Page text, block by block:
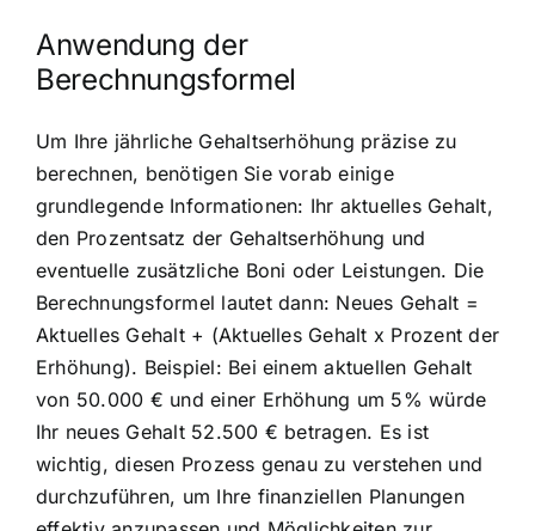
Anwendung der
Berechnungsformel
Um Ihre jährliche Gehaltserhöhung präzise zu
berechnen, benötigen Sie vorab einige
grundlegende Informationen: Ihr aktuelles Gehalt,
den Prozentsatz der Gehaltserhöhung und
eventuelle zusätzliche Boni oder Leistungen. Die
Berechnungsformel lautet dann: Neues Gehalt =
Aktuelles Gehalt + (Aktuelles Gehalt x Prozent der
Erhöhung). Beispiel: Bei einem aktuellen Gehalt
von 50.000 € und einer Erhöhung um 5% würde
Ihr neues Gehalt 52.500 € betragen. Es ist
wichtig, diesen Prozess genau zu verstehen und
durchzuführen, um Ihre finanziellen Planungen